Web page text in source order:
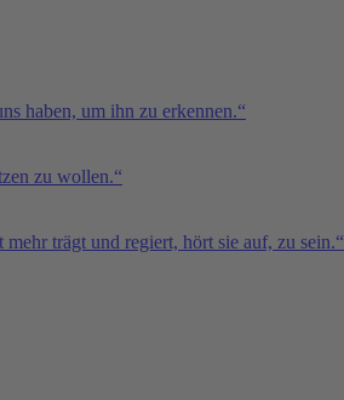
haben, um ihn zu erkennen.“
zu wollen.“
trägt und regiert, hört sie auf, zu sein.“